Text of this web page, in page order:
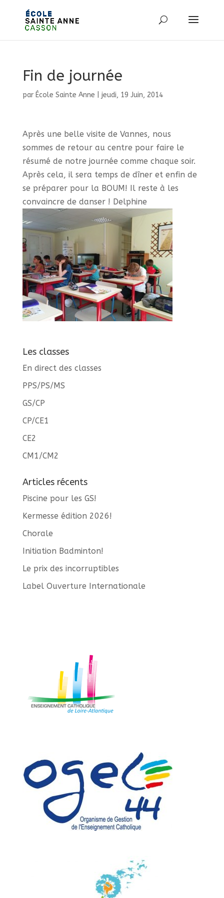
Fin de journée
par École Sainte Anne jeudi, 19 Juin, 2014
Après une belle visite de Vannes, nous
sommes de retour au centre pour faire le
résumé de notre journée comme chaque soir.
Après cela, il sera temps de dîner et enfin de
se préparer pour la BOUM! Il reste à les
convaincre de danser ! Delphine
Les classes
En direct des classes
PPS/PS/MS
GS/CP
CP/CE1
CE2
CM1/CM2
Articles récents
Piscine pour les GS!
Kermesse édition 2026!
Chorale
Initiation Badminton!
Le prix des incorruptibles
Label Ouverture Internationale